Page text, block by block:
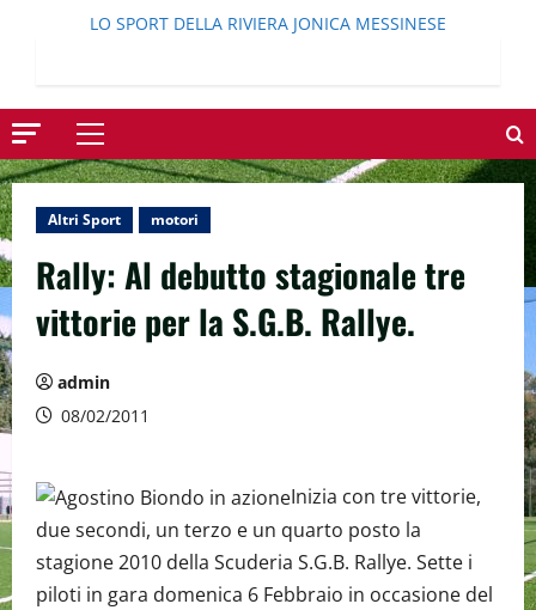
LO SPORT DELLA RIVIERA JONICA MESSINESE
Menu
principale
Altri Sport motori
Rally: Al debutto stagionale tre
vittorie per la S.G.B. Rallye.
admin
08/02/2011
Inizia con tre vittorie,
due secondi, un terzo e un quarto posto la
stagione 2010 della Scuderia S.G.B. Rallye. Sette i
piloti in gara domenica 6 Febbraio in occasione del